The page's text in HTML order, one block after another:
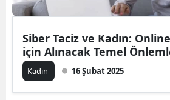
Siber Taciz ve Kadın:
için Alınacak Temel
Kadın 16 Şubat 2025